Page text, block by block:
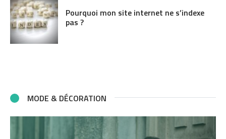
Pourquoi mon site internet ne s’indexe
pas ?
MODE & DÉCORATION